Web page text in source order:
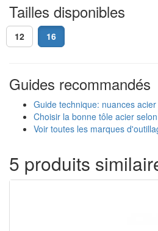
Tailles disponibles
12 16
Guides recommandés
Guide technique: nuances
Choisir la bonne tôle acier
Voir toutes les marques
5 produits